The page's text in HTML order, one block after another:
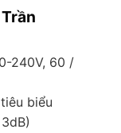
240V, 60 /
biểu